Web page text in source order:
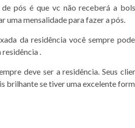
pós é que vc não receberá a
uma mensalidade para fazer a pós.
da residência você sempre
.
deve ser a residência. Seus
brilhante se tiver uma excelente